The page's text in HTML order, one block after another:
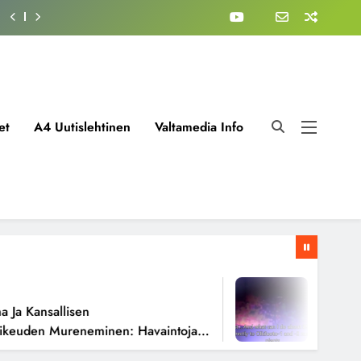
A4 Uutislehtinen Valtamedia Info
Kansallisen
Mureneminen: Havaintoja